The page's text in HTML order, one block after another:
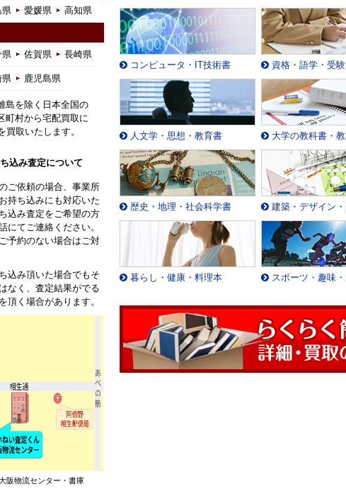
コンピュータ・IT技術書 資格・語学・受
人文学・思想・教育書 大学の教科書・
歴史・地理・社会科学書 建築・デザイン
暮らし・健康・料理本 スポーツ・趣味
県 愛媛県 高知県
県 佐賀県 長崎県
県 鹿児島県
島を除く日本全国の
町村から宅配買取に
買取いたします。
込み査定について
ご依頼の場合、事業所
持ち込みにも対応いた
込み査定をご希望の方
にてご連絡ください。
予約のない場合はご対
込み頂いた場合でもそ
なく、査定結果がでる
頂く場合があります。
阪物流センター・書庫